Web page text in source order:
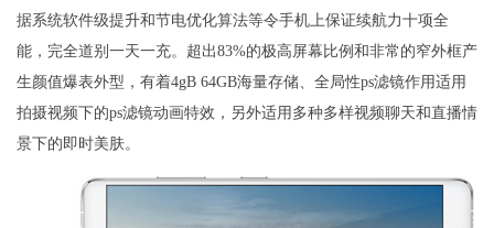
据系统软件级提升和节电优化算法等令手机上保证续航力十项全
能，完全道别一天一充。超出83%的极高屏幕比例和非常的窄外框产
生颜值爆表外型，有着4gB 64GB海量存储、全局性ps滤镜作用适用
拍摄视频下的ps滤镜动画特效，另外适用多种多样视频聊天和直播情
景下的即时美肤。